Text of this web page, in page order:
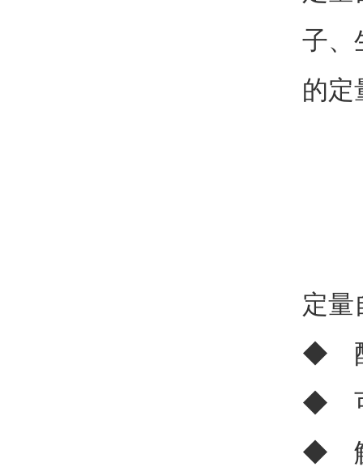
子、
的定
定量
◆ 配
◆ 可
◆ 触